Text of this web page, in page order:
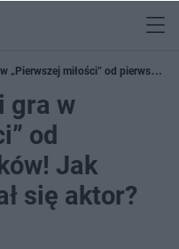
„Pierwszej miłości” od pierwszych
gra w
od
Jak
się aktor?